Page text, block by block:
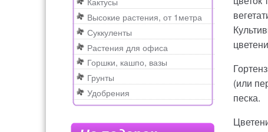
(или
песка.
Высокие растения, от 1метра
Суккуленты
Растения для офиса
Горшки, кашпо, вазы
Грунты
Удобрения